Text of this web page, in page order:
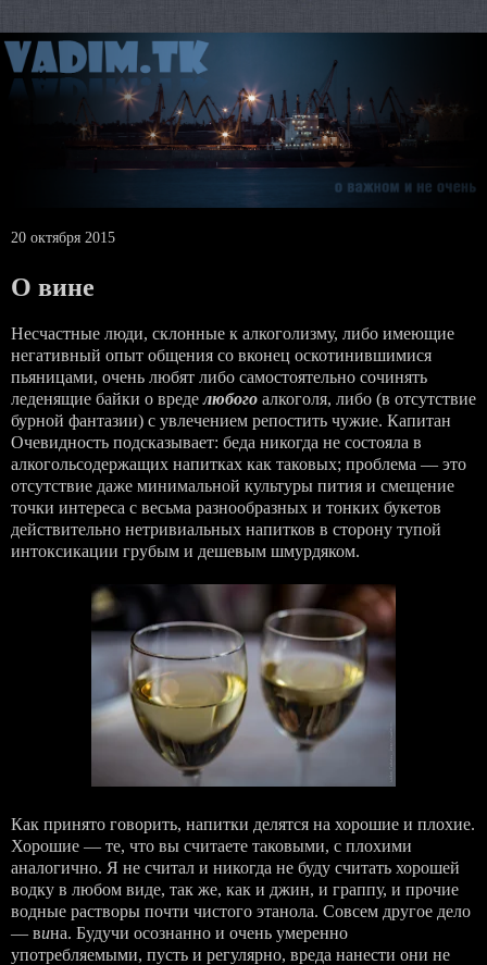
20 октября 2015
О вине
Несчастные люди, склонные к алкоголизму, либо имеющие
негативный опыт общения со вконец оскотинившимися
пьяницами, очень любят либо самостоятельно сочинять
леденящие байки о вределюбого алкоголя, либо (в отсутствие
бурной фантазии) с увлечением репостить чужие. Капитан
Очевидность подсказывает: беда никогда не состояла в
алкогольсодержащих напитках как таковых; проблема — это
отсутствие даже минимальной культуры пития и смещение
точки интереса с весьма разнообразных и тонких букетов
действительно нетривиальных напитков в сторону тупой
интоксикации грубым и дешевым шмурдяком.
Как принято говорить, напитки делятся на хорошие и плохие.
Хорошие — те, что вы считаете таковыми, с плохими
аналогично. Я не считал и никогда не буду считать хорошей
водку в любом виде, так же, как и джин, и граппу, и прочие
водные растворы почти чистого этанола. Совсем другое дело
— вина. Будучи осознанно и очень умеренно
употребляемыми, пусть и регулярно, вреда нанести они не